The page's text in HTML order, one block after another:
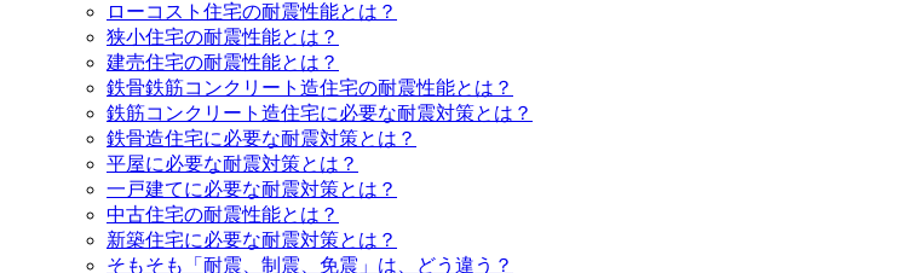
ローコスト住宅の耐震性能とは？
狭小住宅の耐震性能とは？
建売住宅の耐震性能とは？
鉄骨鉄筋コンクリート造住宅の耐震性能とは？
鉄筋コンクリート造住宅に必要な耐震対策とは？
鉄骨造住宅に必要な耐震対策とは？
平屋に必要な耐震対策とは？
一戸建てに必要な耐震対策とは？
中古住宅の耐震性能とは？
新築住宅に必要な耐震対策とは？
そもそも「耐震、制震、免震」は、どう違う？